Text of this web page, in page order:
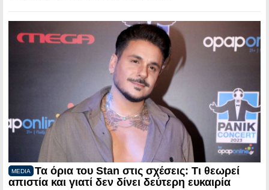
MEDIA
Τα όρια του Stan στις σχέσεις: Τι θεωρεί
απιστία και γιατί δεν δίνει δεύτερη ευκαιρία